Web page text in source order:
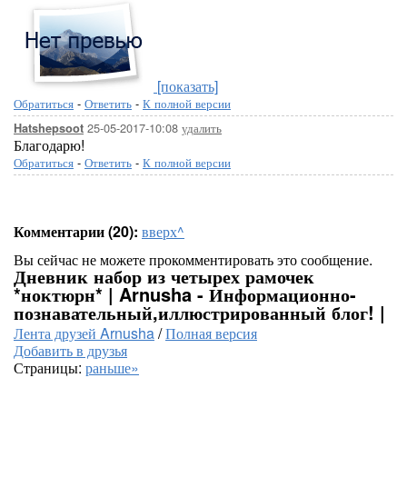
[показать]
Обратиться - Ответить - К полной версии
Hatshepsoot 25-05-2017-10:08 удалить
Благодарю!
Обратиться - Ответить - К полной версии
Комментарии (20): вверх^
Вы сейчас не можете прокомментировать это сообщение.
Дневник набор из четырех рамочек
*ноктюрн* | Arnusha - Информационно-
познавательный,иллюстрированный блог! |
Лента друзей Arnusha/Полная версия
Добавить в друзья
Страницы: раньше»